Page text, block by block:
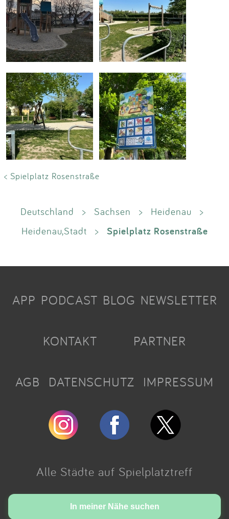
< Spielplatz Rosenstraße
Deutschland > Sachsen > Heidenau
>
Heidenau,Stadt
> Spielplatz Rosenstraße
In meiner Nähe suchen
APP PODCAST BLOG NEWSLETTER
KONTAKT PARTNER
AGB DATENSCHUTZ IMPRESSUM
Alle Städte auf Spielplatztreff
Made with love in Cologne.